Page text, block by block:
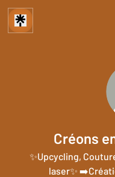
Créons
✨Upcycling,
laser✨